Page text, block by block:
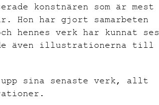
konstnären som är mest
Hon har gjort samarbeten
hennes verk har kunnat ses
även illustrationerna till
sina senaste verk, allt